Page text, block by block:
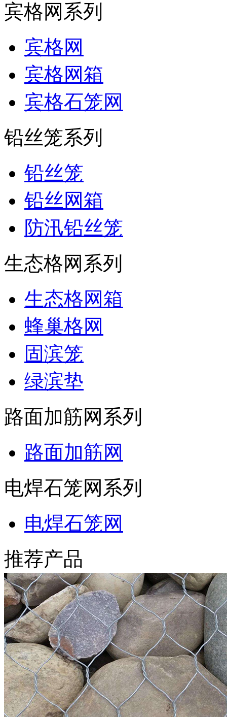
宾格网系列
宾格网
宾格网箱
宾格石笼网
铅丝笼系列
铅丝笼
铅丝网箱
防汛铅丝笼
生态格网系列
生态格网箱
蜂巢格网
固滨笼
绿滨垫
路面加筋网系列
路面加筋网
电焊石笼网系列
电焊石笼网
推荐产品